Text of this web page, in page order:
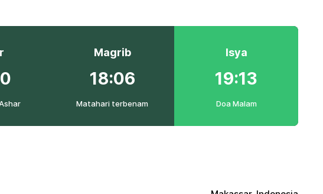
Magrib
18:06
Matahari terbenam
Isya
19:13
Doa Malam